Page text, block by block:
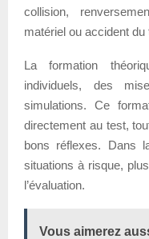
collision,
matériel ou accident du
La formation
individuels, des
simulations. Ce
directement au test,
bons réflexes. Dans
situations à risque,
l’évaluation.
Vous aimerez